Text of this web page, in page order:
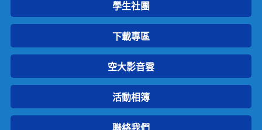
學生社團
下載專區
空大影音雲
活動相簿
聯絡我們